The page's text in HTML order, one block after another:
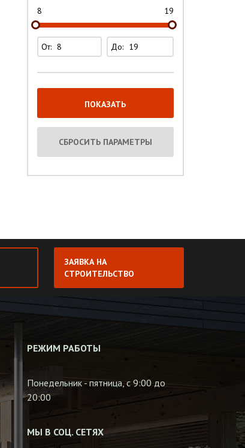
8 19
От: До:
ЗАЯВКА НА
СТРОИТЕЛЬСТВО
РЕЖИМ РАБОТЫ
Понедельник - пятница, с 9:00 до
20:00
МЫ В СОЦ. СЕТЯХ